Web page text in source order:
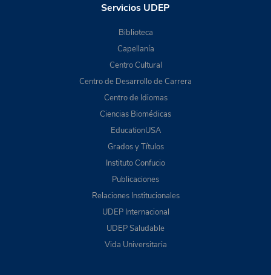
Servicios UDEP
Biblioteca
Capellanía
Centro Cultural
Centro de Desarrollo de Carrera
Centro de Idiomas
Ciencias Biomédicas
EducationUSA
Grados y Títulos
Instituto Confucio
Publicaciones
Relaciones Institucionales
UDEP Internacional
UDEP Saludable
Vida Universitaria